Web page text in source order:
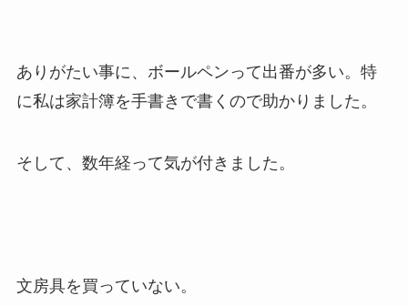
ありがたい事に、ボールペンって出番が多い。特
に私は家計簿を手書きで書くので助かりました。
そして、数年経って気が付きました。
文房具を買っていない。